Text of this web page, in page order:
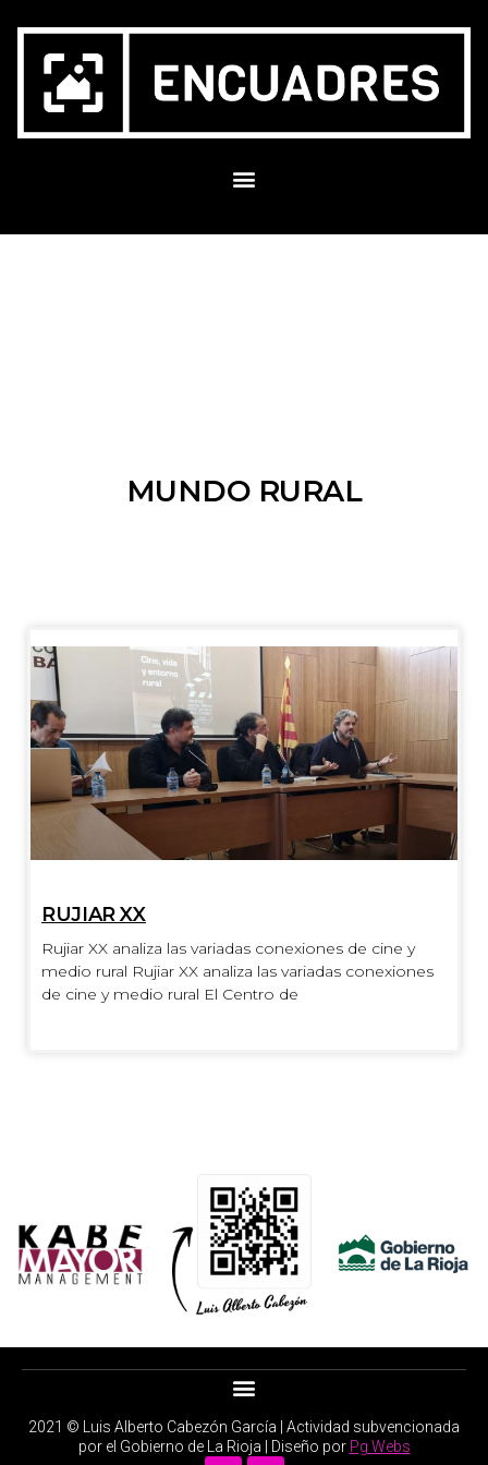
MUNDO RURAL
RUJIAR XX
Rujiar XX analiza las variadas conexiones de cine y
medio rural Rujiar XX analiza las variadas conexiones
de cine y medio rural El Centro de
2021 © Luis Alberto Cabezón García | Actividad subvencionada
por el Gobierno de La Rioja | Diseño por Pg Webs